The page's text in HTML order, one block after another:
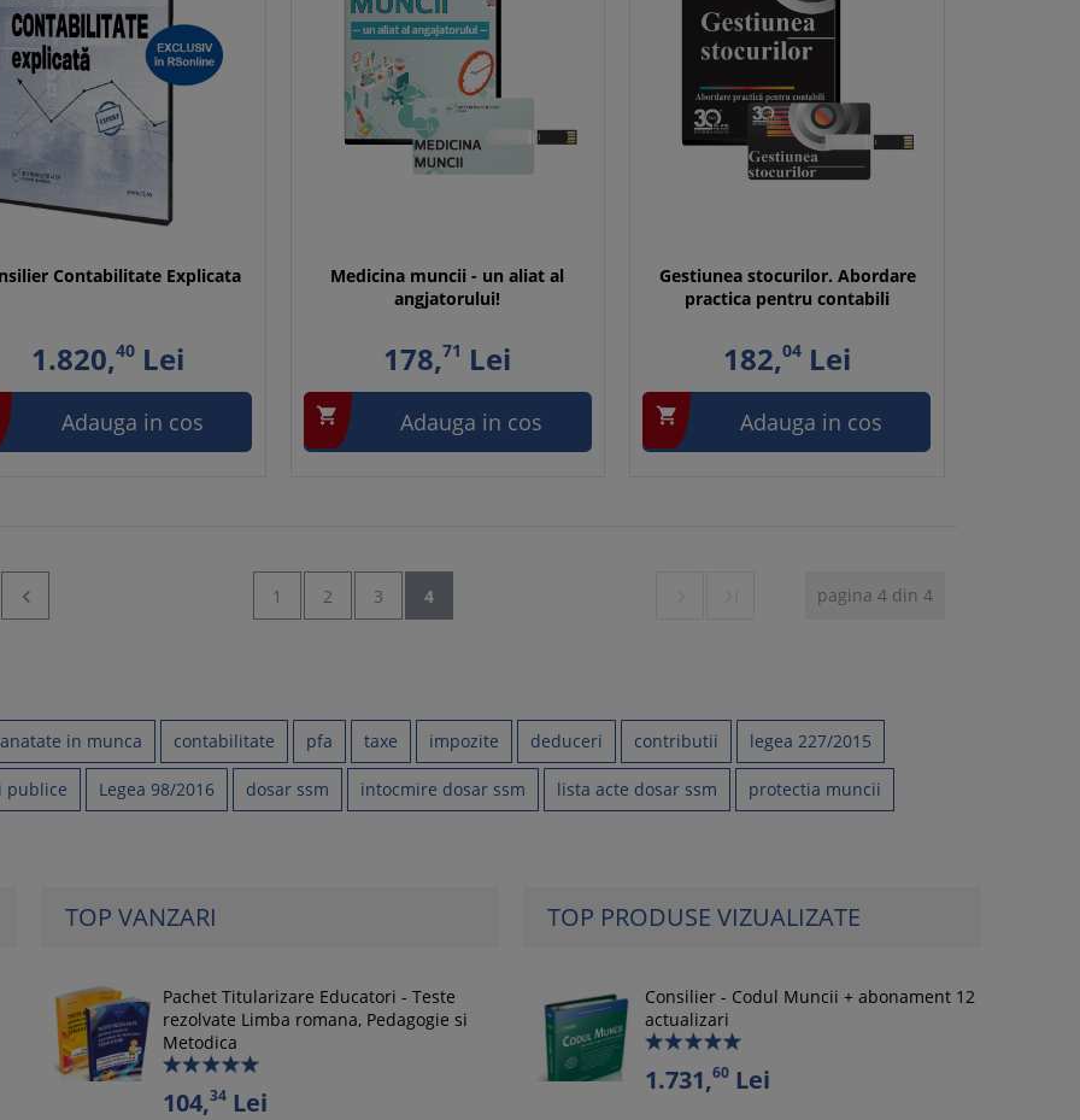
Contabilitate Explicata
1.820,40 Lei
Adauga in cos
Medicina muncii - un aliat al
angjatorului!
178,71 Lei
 Adauga in cos
Gestiunea stocurilor. Abordare
practica pentru contabili
182,04Lei
 Adauga in cos
 1 2 3 4 pagina 4 din 4
in munca contabilitate pfa taxe impozite deduceri contributii legea 227/2015
publice Legea 98/2016 dosar ssm intocmire dosar ssm lista acte dosar ssm protectia muncii
TOP VANZARI
Pachet Titularizare Educatori - Teste
rezolvate Limba romana, Pedagogie si
Metodica
104,34Lei
TOP PRODUSE VIZUALIZATE
Consilier - Codul Muncii + abonament 12
actualizari
1.731,60Lei